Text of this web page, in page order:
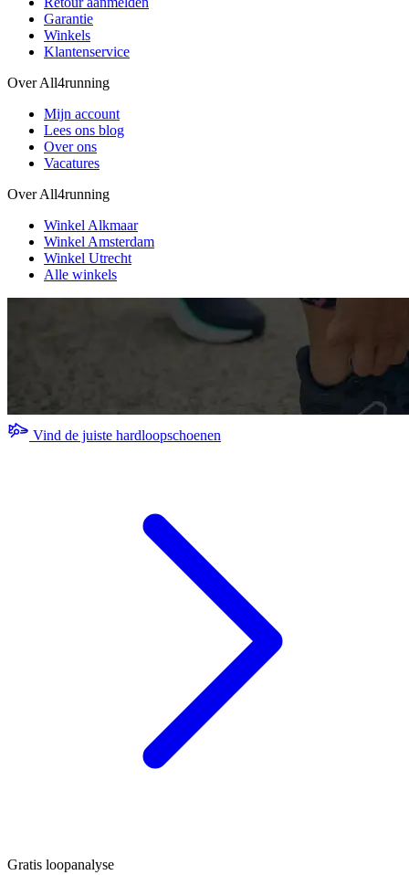
Garantie
Winkels
Klantenservice
Over All4running
Mijn account
Lees ons blog
Over ons
Vacatures
Over All4running
Winkel Alkmaar
Winkel Amsterdam
Winkel Utrecht
Alle winkels
Vind de juiste hardloopschoenen
Gratis loopanalyse